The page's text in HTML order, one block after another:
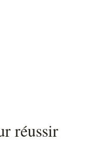
réussir